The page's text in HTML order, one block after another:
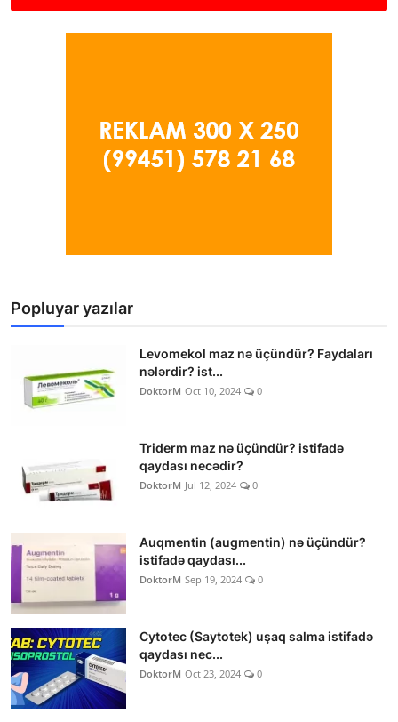
Popluyar yazılar
Levomekol maz nə üçündür? Faydaları
nələrdir? ist...
DoktorM Oct 10, 2024 0
Triderm maz nə üçündür? istifadə
qaydası necədir?
DoktorM Jul 12, 2024 0
Auqmentin (augmentin) nə üçündür?
istifadə qaydası...
DoktorM Sep 19, 2024 0
Cytotec (Saytotek) uşaq salma istifadə
qaydası nec...
DoktorM Oct 23, 2024 0